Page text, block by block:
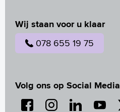
Wij staan voor u klaar
078 655 19 75
Volg ons op Social Media